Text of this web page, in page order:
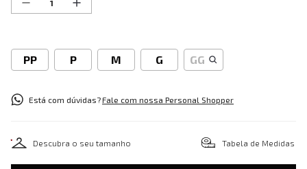
PP P M G GG
Está com dúvidas?Fale com nossa Personal Shopper
Descubra o seu tamanho Tabela de Medidas